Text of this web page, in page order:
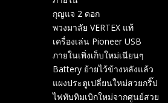
กุญแจ 2 ดอก
พวงมาลัย VERTEX แท้
เครื่องเล่น Pioneer USB
ภายในเพิ่งเก็บใหม่เนียนๆ
Battery ย้ายไว้ข้างหลังแล้ว
แผงประตูเปลี่ยนใหม่สวยกริ๊ป
ไฟทับทิมเบิกใหม่จากศูนย์สวย